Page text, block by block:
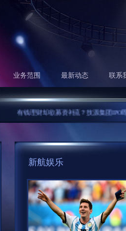
业务范围 最新动态 联系
有钱理财却欲募资补流？技源集团IPO即
新航娱乐